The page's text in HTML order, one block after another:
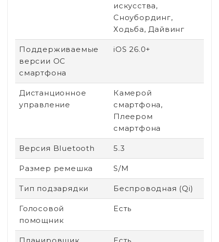
искусства,
Сноубординг,
Ходьба, Дайвинг
Поддерживаемые
версии ОС
смартфона
iOS 26.0+
Дистанционное
управление
Камерой
смартфона,
Плеером
смартфона
Версия Bluetooth 5.3
Размер ремешка S/M
Тип подзарядки Беспроводная (Qi)
Голосовой
помощник
Есть
Планировщик Есть